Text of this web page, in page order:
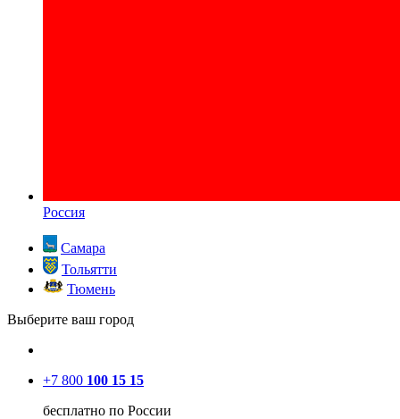
Россия
Самара
Тольятти
Тюмень
Выберите ваш город
+7 800 100 15 15
бесплатно по России